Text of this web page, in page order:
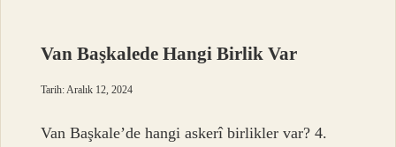
Van Başkalede Hangi Birlik Var
Tarih: Aralık 12, 2024
Van Başkale’de hangi askerî birlikler var? 4.